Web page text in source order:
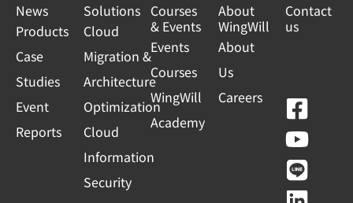
News
Products
Case
Studies
Event
Reports
Solutions
Cloud
Migration &
Architecture
Optimization
Cloud
Information
Security
Courses
& Events
Events
Courses
WingWill
Academy
About
WingWill
About
Us
Careers
Contact
us
F
a
c
e
Y
o
u
t
L
i
n
e
L
i
n
k